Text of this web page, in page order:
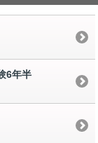
6年半